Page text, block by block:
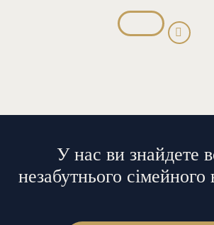
У нас ви знайдете
незабутнього сімейного